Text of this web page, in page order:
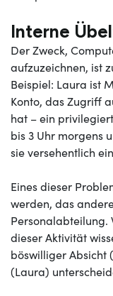
Interne
Der Zweck,
aufzuzeichnen, ist
Beispiel: Laura ist
Konto, das Zugriff
hat – ein
bis 3 Uhr morgens
sie versehentlich
Eines dieser
werden, das
Personalabteilung.
dieser Aktivität
böswilliger Absicht
(Laura)